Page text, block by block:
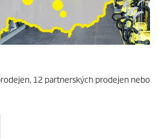
12 partnerských prodejen nebo